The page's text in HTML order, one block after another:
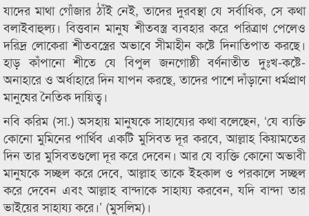
যাদের মাথা গোঁজার ঠাঁই নেই, তাদের দুরবস্থা যে সর্বাধিক, সে কথা
বলাইবাহুল্য। বিত্তবান মানুষ শীতবস্ত্র ব্যবহার করে পরিত্রাণ পেলেও
দরিদ্র লোকেরা শীতবস্ত্রের অভাবে সীমাহীন কষ্টে দিনাতিপাত করছে।
হাড় কাঁপানো শীতে যে বিপুল জনগোষ্ঠী বর্ণনাতীত দুঃখ-কষ্টে-
অনাহারে ও অর্ধাহারে দিন যাপন করছে, তাদের পাশে দাঁড়ানো ধর্মপ্রাণ
মানুষের নৈতিক দায়িত্ব।
নবি করিম (সা.) অসহায় মানুষকে সাহায্যের কথা বলেছেন, ‘যে ব্যক্তি
কোনো মুমিনের পার্থিব একটি মুসিবত দূর করবে, আল্লাহ কিয়ামতের
দিন তার মুসিবতগুলো দূর করে দেবেন। আর যে ব্যক্তি কোনো অভাবী
মানুষকে সচ্ছল করে দেবে, আল্লাহ তাকে ইহকাল ও পরকালে সচ্ছল
করে দেবেন এবং আল্লাহ বান্দাকে সাহায্য করবেন, যদি বান্দা তার
ভাইয়ের সাহায্য করে।’ (মুসলিম)।